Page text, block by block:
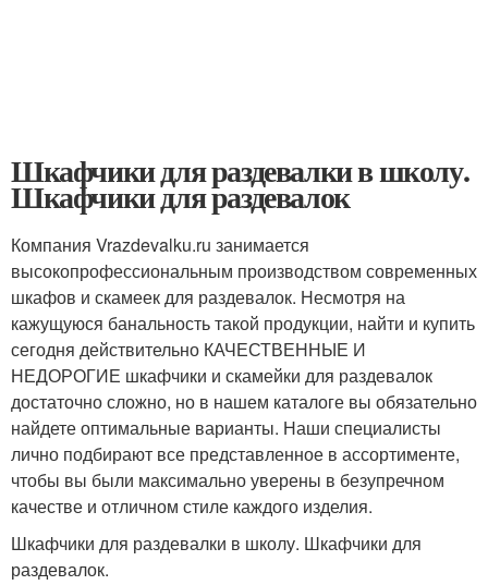
Шкафчики для раздевалки в школу.
Шкафчики для раздевалок
Компания Vrazdevalku.ru занимается
высокопрофессиональным производством современных
шкафов и скамеек для раздевалок. Несмотря на
кажущуюся банальность такой продукции, найти и купить
сегодня действительно КАЧЕСТВЕННЫЕ И
НЕДОРОГИЕ шкафчики и скамейки для раздевалок
достаточно сложно, но в нашем каталоге вы обязательно
найдете оптимальные варианты. Наши специалисты
лично подбирают все представленное в ассортименте,
чтобы вы были максимально уверены в безупречном
качестве и отличном стиле каждого изделия.
Шкафчики для раздевалки в школу. Шкафчики для
раздевалок.